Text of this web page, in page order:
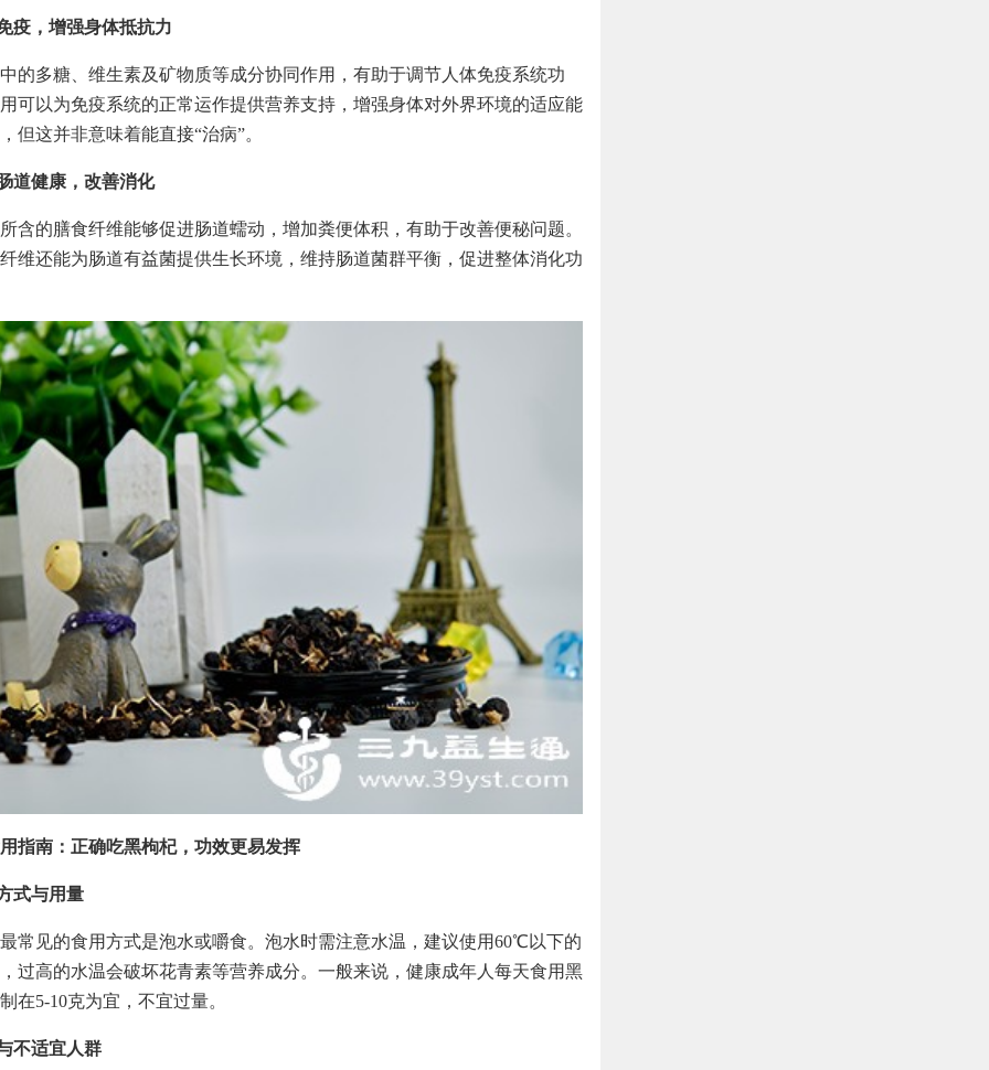
疫，增强身体抵抗力
的多糖、维生素及矿物质等成分协同作用，有助于调节人体免疫系统功
可以为免疫系统的正常运作提供营养支持，增强身体对外界环境的适应能
但这并非意味着能直接“治病”。
道健康，改善消化
含的膳食纤维能够促进肠道蠕动，增加粪便体积，有助于改善便秘问题。
维还能为肠道有益菌提供生长环境，维持肠道菌群平衡，促进整体消化功
指南：正确吃黑枸杞，功效更易发挥
式与用量
常见的食用方式是泡水或嚼食。泡水时需注意水温，建议使用60℃以下的
过高的水温会破坏花青素等营养成分。一般来说，健康成年人每天食用黑
在5-10克为宜，不宜过量。
不适宜人群